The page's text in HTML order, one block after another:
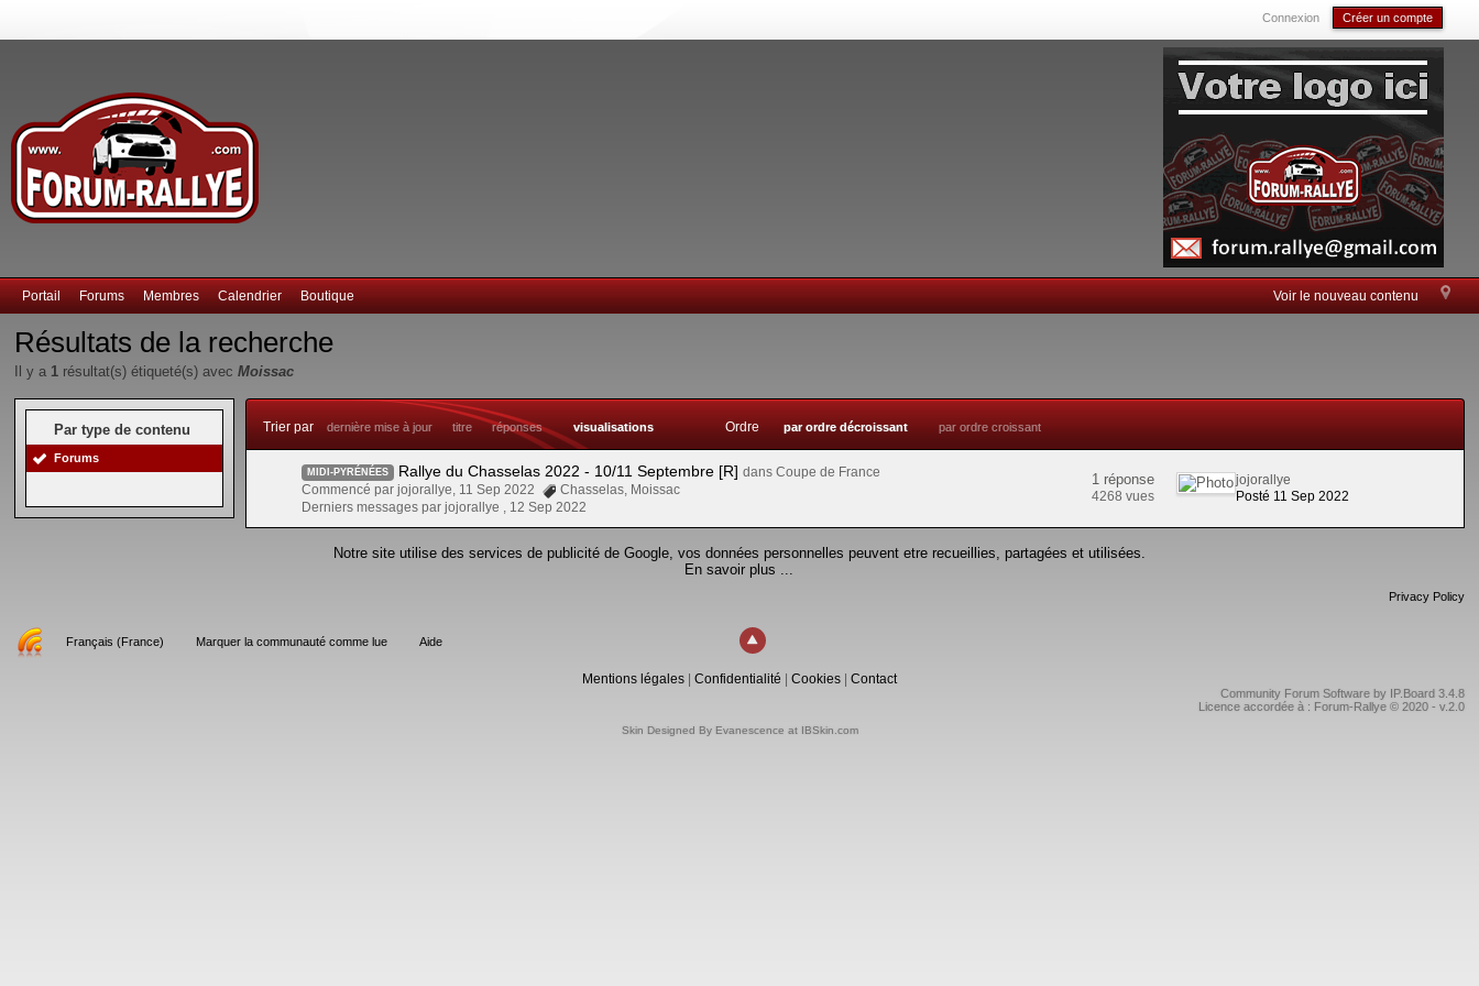
Connexion Créer un compte
Voir le nouveau contenu
Portail Forums Membres Calendrier Boutique
Résultats de la recherche
Il y a 1 résultat(s) étiqueté(s) avecMoissac
Par type de contenu
Forums
Trier par dernière mise à jour titre réponses visualisations Ordre par ordre décroissant par ordre croissant
MIDI-PYRÉNÉES Rallye du Chasselas 2022 - 10/11 Septembre [R] dans Coupe de France
Commencé par jojorallye, 11 Sep 2022
Chasselas, Moissac
Derniers messages par jojorallye , 12 Sep 2022
1 réponse
4268 vues
jojorallye
Posté 11 Sep 2022
Notre site utilise des services de publicité de Google, vos données personnelles peuvent etre recueillies, partagées et utilisées.
En savoir plus ...
Privacy Policy
Français (France) Marquer la communauté comme lue Aide
Mentions légales| Confidentialité Cookies| Contact
Community Forum Software by IP.Board 3.4.8
Licence accordée à : Forum-Rallye © 2020 - v.2.0
Skin Designed By Evanescence at IBSkin.com